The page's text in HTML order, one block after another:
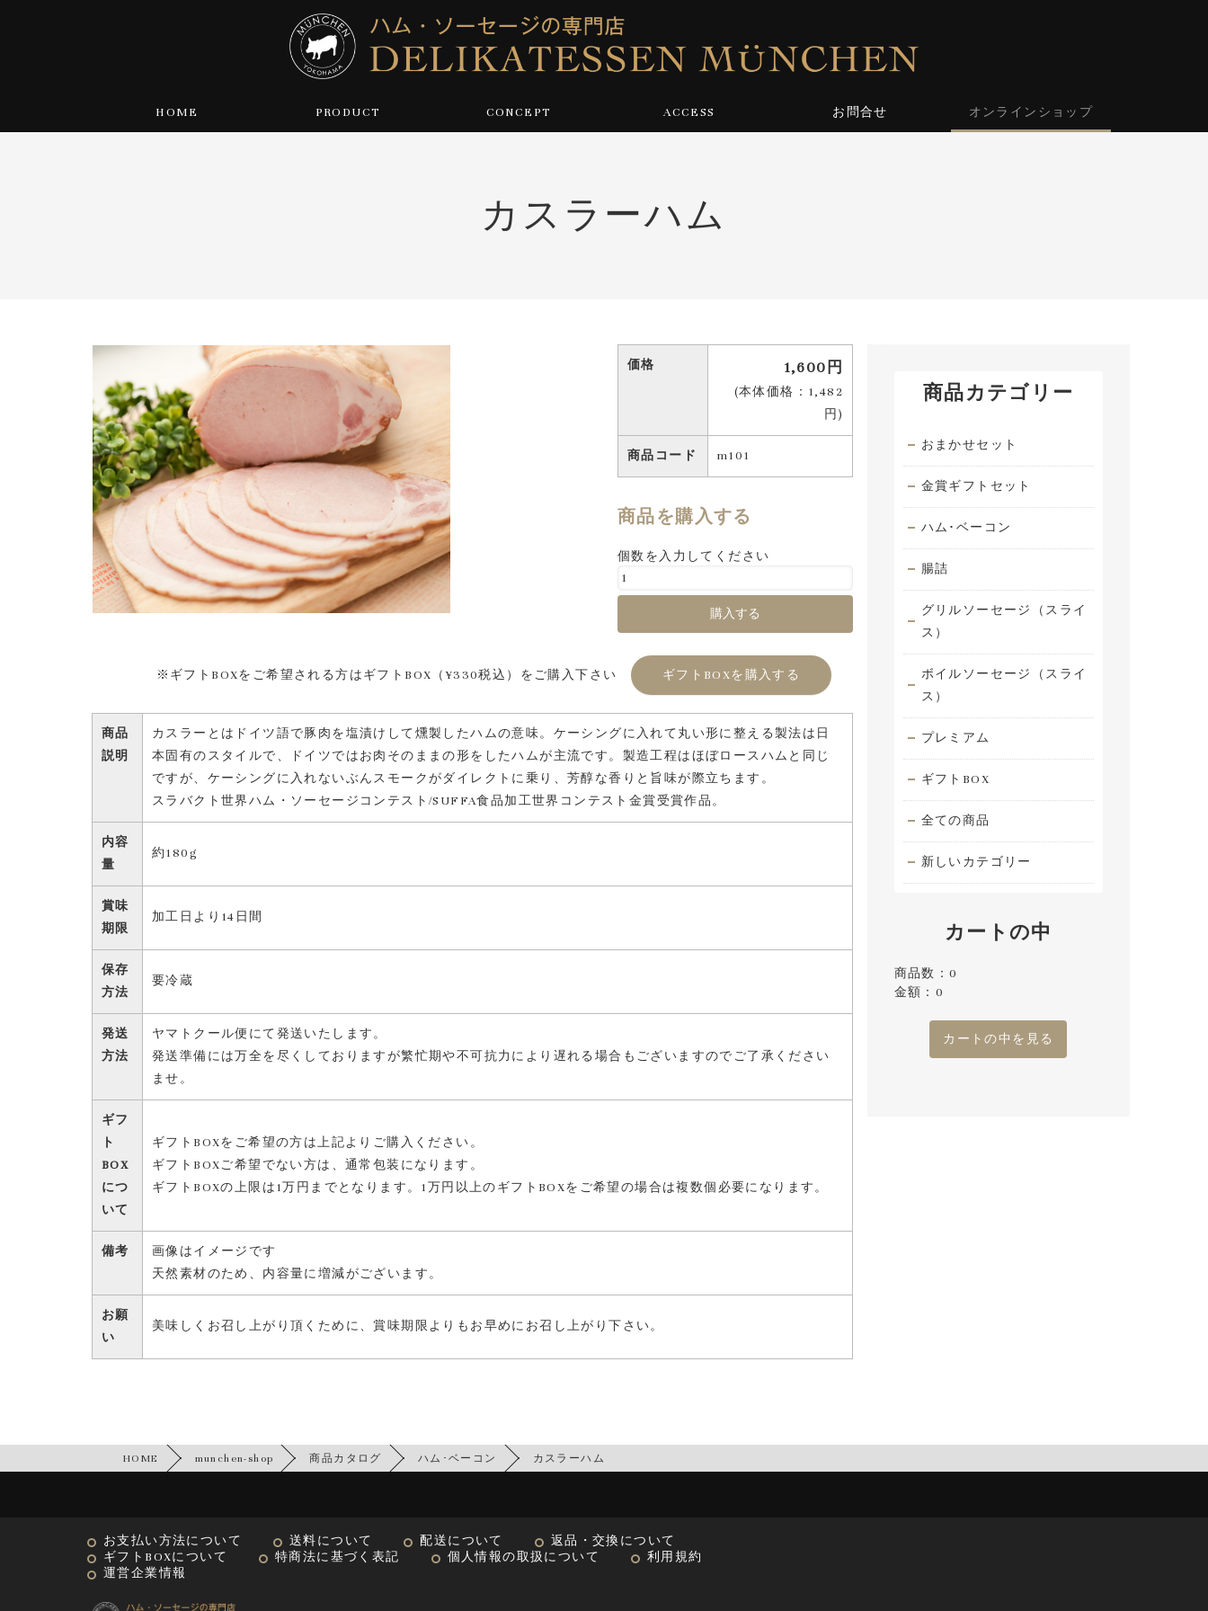
HOME PRODUCT CONCEPT ACCESS お問合せ オンラインショップ
カスラーハム
価格 1,600円
(本体価格：1,482
円)
商品コード m101
商品を購入する
個数を入力してください
※ギフトBOXをご希望される方はギフトBOX（¥330税込）をご購入下さい ギフトBOXを購入する
商品
説明
カスラーとはドイツ語で豚肉を塩漬けして燻製したハムの意味。ケーシングに入れて丸い形に整える製法は日
本固有のスタイルで、ドイツではお肉そのままの形をしたハムが主流です。製造工程はほぼロースハムと同じ
ですが、ケーシングに入れないぶんスモークがダイレクトに乗り、芳醇な香りと旨味が際立ちます。
スラバクト世界ハム・ソーセージコンテスト/SUFFA食品加工世界コンテスト金賞受賞作品。
内容
量
約180g
賞味
期限
加工日より14日間
保存
方法
要冷蔵
発送
方法
ヤマトクール便にて発送いたします。
発送準備には万全を尽くしておりますが繁忙期や不可抗力により遅れる場合もございますのでご了承ください
ませ。
ギフ
ト
BOX
につ
いて
ギフトBOXをご希望の方は上記よりご購入ください。
ギフトBOXご希望でない方は、通常包装になります。
ギフトBOXの上限は1万円までとなります。1万円以上のギフトBOXをご希望の場合は複数個必要になります。
備考
画像はイメージです
天然素材のため、内容量に増減がございます。
お願
い
美味しくお召し上がり頂くために、賞味期限よりもお早めにお召し上がり下さい。
商品カテゴリー
おまかせセット
金賞ギフトセット
ハム･ベーコン
腸詰
グリルソーセージ（スライ
ス）
ボイルソーセージ（スライ
ス）
プレミアム
ギフトBOX
全ての商品
新しいカテゴリー
カートの中
商品数：0
金額：0
カートの中を見る
HOME munchen-shop 商品カタログ ハム･ベーコン カスラーハム
お支払い方法について 送料について 配送について
返品・交換について
ギフトBOXについて
特商法に基づく表記 個人情報の取扱について
利用規約
運営企業情報